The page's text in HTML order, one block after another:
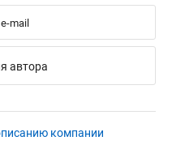
mail
автора
компании